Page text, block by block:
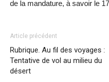
de la mandature, à savoir le
Article précédent
Rubrique. Au fil des voyages :
Tentative de vol au milieu du
désert